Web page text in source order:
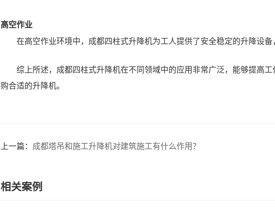
高空作业
在高空作业环境中，成都四柱式升降机为工人提供了安全稳定的升降设
综上所述，成都四柱式升降机在不同领域中的应用非常广泛，能够提高
购合适的升降机。
上一篇： 成都塔吊和施工升降机对建筑施工有什么作用？
相关案例